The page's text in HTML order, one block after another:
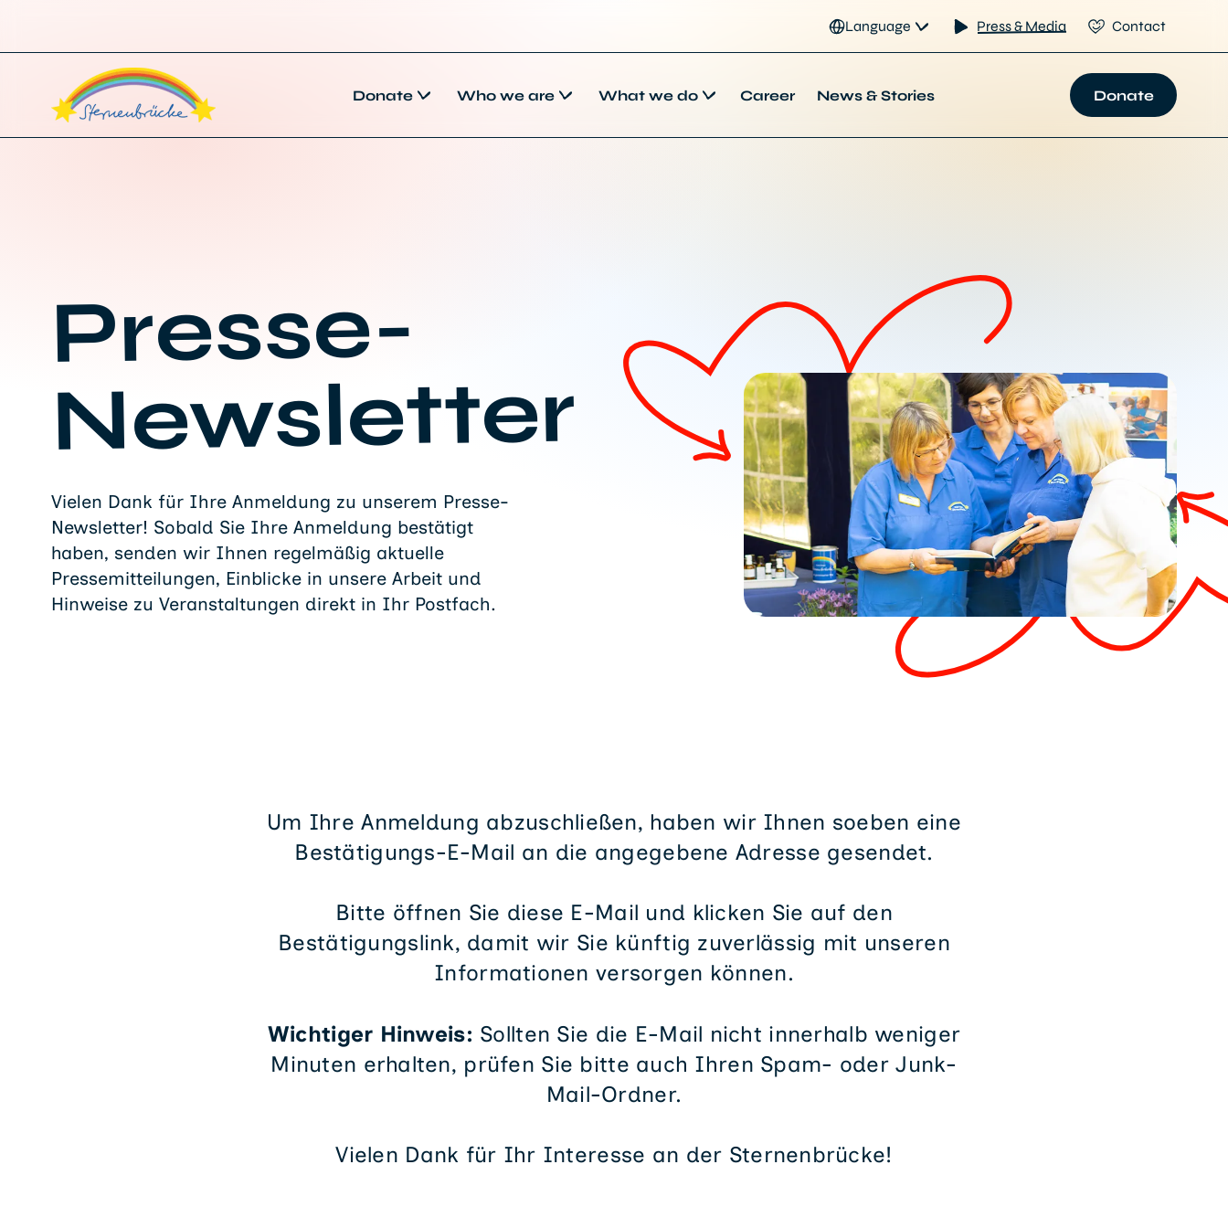
Language Press & Media Contact
Donate Who we are What we do Career News & Stories Donate
Presse-
Newsletter
Vielen Dank für Ihre Anmeldung zu unserem Presse-
Newsletter! Sobald Sie Ihre Anmeldung bestätigt
haben, senden wir Ihnen regelmäßig aktuelle
Pressemitteilungen, Einblicke in unsere Arbeit und
Hinweise zu Veranstaltungen direkt in Ihr Postfach.
Um Ihre Anmeldung abzuschließen, haben wir Ihnen soeben eine
Bestätigungs-E-Mail an die angegebene Adresse gesendet.
Bitte öffnen Sie diese E-Mail und klicken Sie auf den
Bestätigungslink, damit wir Sie künftig zuverlässig mit unseren
Informationen versorgen können.
Wichtiger Hinweis: Sollten Sie die E-Mail nicht innerhalb weniger
Minuten erhalten, prüfen Sie bitte auch Ihren Spam- oder Junk-
Mail-Ordner.
Vielen Dank für Ihr Interesse an der Sternenbrücke!